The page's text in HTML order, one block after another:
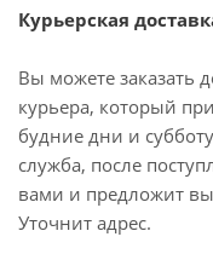
Курьерская
Вы можете заказать
курьера, который
будние дни и
служба, после
вами и предложит
Уточнит адрес.